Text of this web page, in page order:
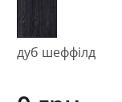
дуб шеффілд